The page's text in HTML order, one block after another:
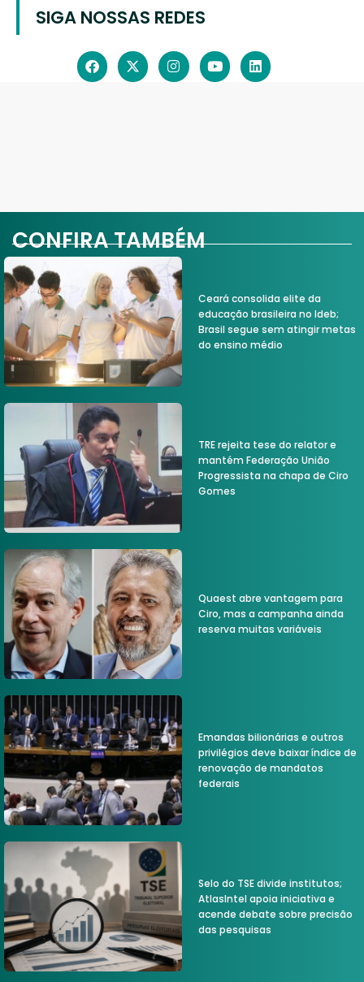
SIGA NOSSAS REDES
CONFIRA TAMBÉM
Ceará consolida elite da
educação brasileira no Ideb;
Brasil segue sem atingir metas
do ensino médio
TRE rejeita tese do relator e
mantém Federação União
Progressista na chapa de Ciro
Gomes
Quaest abre vantagem para
Ciro, mas a campanha ainda
reserva muitas variáveis
Emandas bilionárias e outros
privilégios deve baixar índice de
renovação de mandatos
federais
Selo do TSE divide institutos;
AtlasIntel apoia iniciativa e
acende debate sobre precisão
das pesquisas